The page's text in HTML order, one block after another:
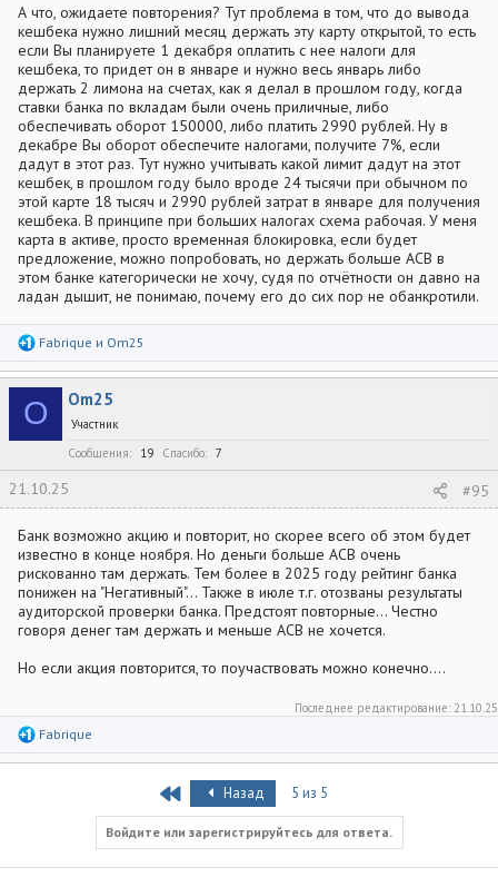
А что, ожидаете повторения? Тут проблема в том, что до вывода
кешбека нужно лишний месяц держать эту карту открытой, то есть
если Вы планируете 1 декабря оплатить с нее налоги для
кешбека, то придет он в январе и нужно весь январь либо
держать 2 лимона на счетах, как я делал в прошлом году, когда
ставки банка по вкладам были очень приличные, либо
обеспечивать оборот 150000, либо платить 2990 рублей. Ну в
декабре Вы оборот обеспечите налогами, получите 7%, если
дадут в этот раз. Тут нужно учитывать какой лимит дадут на этот
кешбек, в прошлом году было вроде 24 тысячи при обычном по
этой карте 18 тысяч и 2990 рублей затрат в январе для получения
кешбека. В принципе при больших налогах схема рабочая. У меня
карта в активе, просто временная блокировка, если будет
предложение, можно попробовать, но держать больше АСВ в
этом банке категорически не хочу, судя по отчётности он давно на
ладан дышит, не понимаю, почему его до сих пор не обанкротили.
Р
а
к
ц
и
Fabrique и Om25
O Om25
Участник
Сообщения
19 Спасибо 7
21.10.25 #95
Банк возможно акцию и повторит, но скорее всего об этом будет
известно в конце ноября. Но деньги больше АСВ очень
рискованно там держать. Тем более в 2025 году рейтинг банка
понижен на "Негативный"... Также в июле т.г. отозваны результаты
аудиторской проверки банка. Предстоят повторные... Честно
говоря денег там держать и меньше АСВ не хочется.
Но если акция повторится, то поучаствовать можно конечно....
Последнее редактирование: 21.10.25
Р
а
Fabrique
First Назад 5 из 5
Войдите или зарегистрируйтесь для ответа.